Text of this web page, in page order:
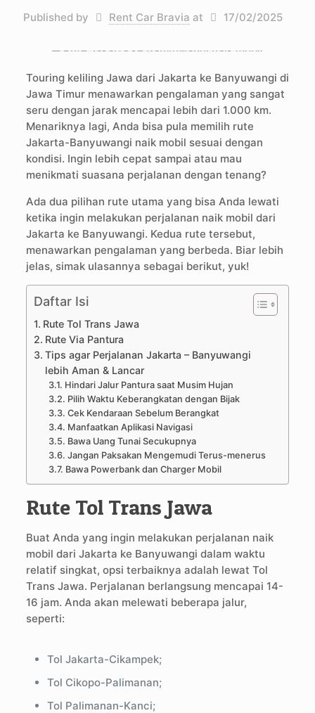
Published by Rent Car Bravia at 17/02/2025
Touring keliling Jawa dari Jakarta ke Banyuwangi di
Jawa Timur menawarkan pengalaman yang sangat
seru dengan jarak mencapai lebih dari 1.000 km.
Menariknya lagi, Anda bisa pula memilih rute
Jakarta-Banyuwangi naik mobil sesuai dengan
kondisi. Ingin lebih cepat sampai atau mau
menikmati suasana perjalanan dengan tenang?
Ada dua pilihan rute utama yang bisa Anda lewati
ketika ingin melakukan perjalanan naik mobil dari
Jakarta ke Banyuwangi. Kedua rute tersebut,
menawarkan pengalaman yang berbeda. Biar lebih
jelas, simak ulasannya sebagai berikut, yuk!
Daftar Isi
Rute Tol Trans Jawa
Rute Via Pantura
Tips agar Perjalanan Jakarta – Banyuwangi
lebih Aman & Lancar
Hindari Jalur Pantura saat Musim Hujan
Pilih Waktu Keberangkatan dengan Bijak
Cek Kendaraan Sebelum Berangkat
Manfaatkan Aplikasi Navigasi
Bawa Uang Tunai Secukupnya
Jangan Paksakan Mengemudi Terus-menerus
Bawa Powerbank dan Charger Mobil
Rute Tol Trans Jawa
Buat Anda yang ingin melakukan perjalanan naik
mobil dari Jakarta ke Banyuwangi dalam waktu
relatif singkat, opsi terbaiknya adalah lewat Tol
Trans Jawa. Perjalanan berlangsung mencapai 14-
16 jam. Anda akan melewati beberapa jalur,
seperti:
Tol Jakarta-Cikampek;
Tol Cikopo-Palimanan;
Tol Palimanan-Kanci;